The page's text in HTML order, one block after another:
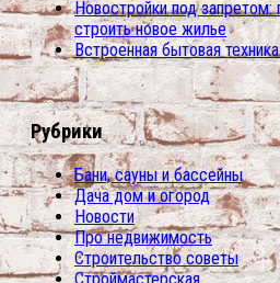
Новостройки под запретом:
строить новое жилье
Встроенная бытовая
Рубрики
Бани, сауны и бассейны
Дача дом и огород
Новости
Про недвижимость
Строительство советы